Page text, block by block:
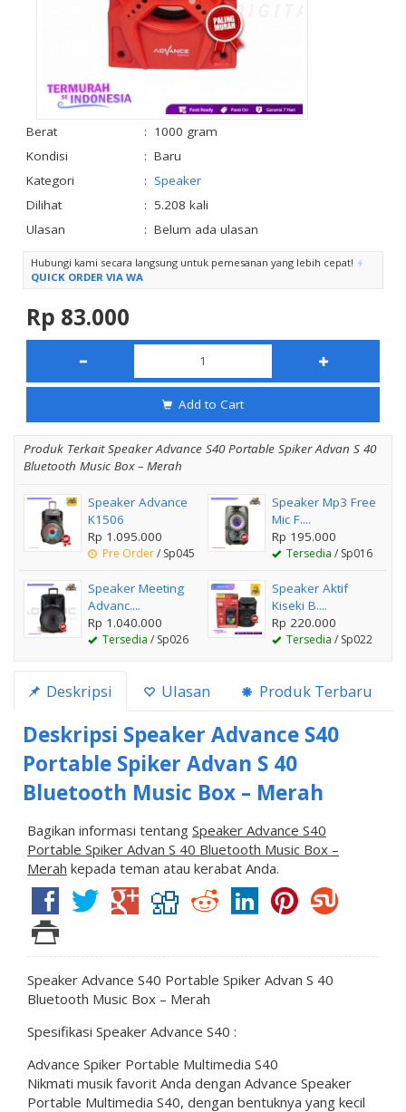
Berat : 1000 gram
Kondisi
: Baru
Kategori
: Speaker
Dilihat
: 5.208 kali
Ulasan
: Belum ada ulasan
Hubungi kami secara langsung untuk pemesanan yang lebih cepat!
QUICK ORDER VIA WA
Rp 83.000
Add to Cart
Produk Terkait Speaker Advance S40 Portable Spiker Advan S 40
Bluetooth Music Box – Merah
Speaker Advance
K1506
Rp 1.095.000
Pre Order/ Sp045
Speaker Mp3 Free
Mic F....
Rp 195.000
Tersedia / Sp016
Speaker Meeting
Advanc....
Rp 1.040.000
Tersedia / Sp026
Speaker Aktif
Kiseki B....
Rp 220.000
Tersedia / Sp022
Deskripsi Ulasan Produk Terbaru
Deskripsi Speaker Advance S40
Portable Spiker Advan S 40
Bluetooth Music Box – Merah
Bagikan informasi tentang Speaker Advance S40
Portable Spiker Advan S 40 Bluetooth Music Box –
Merah kepada teman atau kerabat Anda.
Speaker Advance S40 Portable Spiker Advan S 40
Bluetooth Music Box – Merah
Spesifikasi Speaker Advance S40 :
Advance Spiker Portable Multimedia S40
Nikmati musik favorit Anda dengan Advance Speaker
Portable Multimedia S40, dengan bentuknya yang kecil